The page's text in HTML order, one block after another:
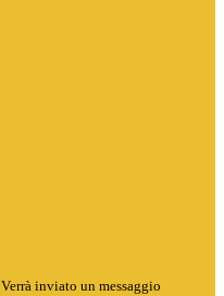
Verrà inviato un messaggio